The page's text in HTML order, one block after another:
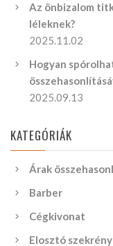
Az önbizalom
léleknek?
2025.11.02
Hogyan
2025.09.13
KATEGÓRIÁK
Árak
Barber
Cégkivonat
Elosztó szekrény